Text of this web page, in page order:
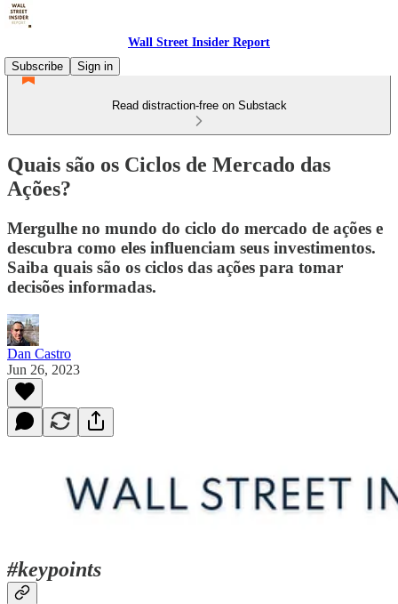
Wall Street Insider Report
Subscribe
Sign in
Read distraction-free on Substack
Quais são os Ciclos de Mercado das
Ações?
Mergulhe no mundo do ciclo do mercado de ações e
descubra como eles influenciam seus investimentos.
Saiba quais são os ciclos das ações para tomar
decisões informadas.
Dan Castro
Jun 26, 2023
#keypoints